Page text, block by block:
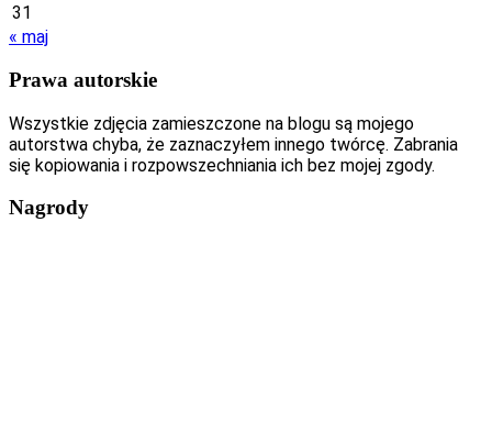
31
« maj
Prawa autorskie
Wszystkie zdjęcia zamieszczone na blogu są mojego
autorstwa chyba, że zaznaczyłem innego twórcę. Zabrania
się kopiowania i rozpowszechniania ich bez mojej zgody.
Nagrody